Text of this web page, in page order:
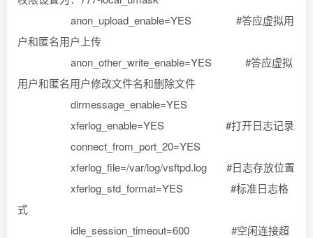
anon_upload_enable=YES #答应虚拟用
户和匿名用户上传
anon_other_write_enable=YES #答应虚拟
用户和匿名用户修改文件名和删除文件
dirmessage_enable=YES
xferlog_enable=YES #打开日志记录
connect_from_port_20=YES
xferlog_file=/var/log/vsftpd.log #日志存放位置
xferlog_std_format=YES #标准日志格
式
idle_session_timeout=600 #空闲连接超